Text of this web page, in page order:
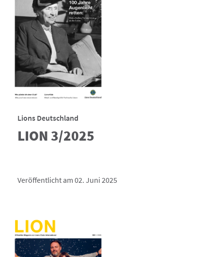
Lions Deutschland
LION 3/2025
Veröffentlicht am 02. Juni 2025